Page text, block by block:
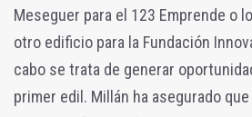
Meseguer para el 123 Emprende o
otro edificio para la Fundación
cabo se trata de generar
primer edil. Millán ha asegurado